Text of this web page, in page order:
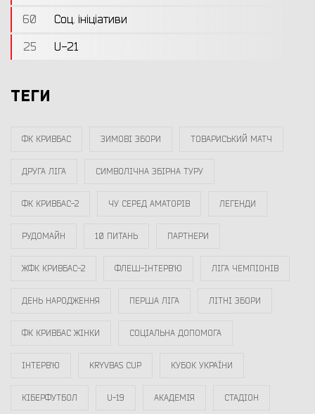
60
Соц. ініціативи
25
U-21
ТЕГИ
ФК КРИВБАС ЗИМОВІ ЗБОРИ ТОВАРИСЬКИЙ МАТЧ
ДРУГА ЛІГА СИМВОЛІЧНА ЗБІРНА ТУРУ
ФК КРИВБАС-2 ЧУ СЕРЕД АМАТОРІВ ЛЕГЕНДИ
РУДОМАЙН 10 ПИТАНЬ ПАРТНЕРИ
ЖФК КРИВБАС-2 ФЛЕШ-ІНТЕРВ`Ю ЛІГА ЧЕМПІОНІВ
ДЕНЬ НАРОДЖЕННЯ ПЕРША ЛІГА ЛІТНІ ЗБОРИ
ФК КРИВБАС ЖІНКИ СОЦІАЛЬНА ДОПОМОГА
ІНТЕРВ`Ю KRYVBAS CUP КУБОК УКРАЇНИ
КІБЕРФУТБОЛ U-19 АКАДЕМІЯ СТАДІОН